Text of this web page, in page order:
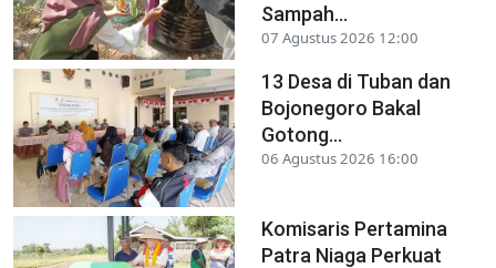
Sampah...
07 Agustus 2026 12:00
13 Desa di Tuban dan
Bojonegoro Bakal
Gotong...
06 Agustus 2026 16:00
Komisaris Pertamina
Patra Niaga Perkuat